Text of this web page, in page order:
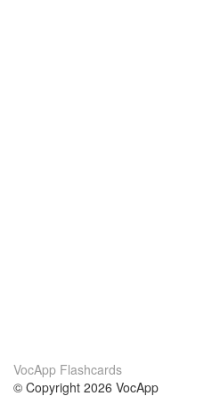
VocApp Flashcards
© Copyright 2026 VocApp